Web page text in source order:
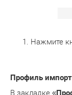
Нажмите
Профиль
В закладке «